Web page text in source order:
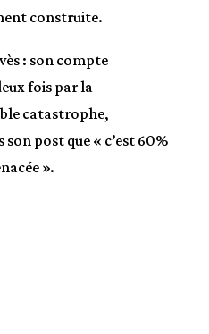
construite.
: son compte
fois par la
catastrophe,
son post que « c’est 60%
».